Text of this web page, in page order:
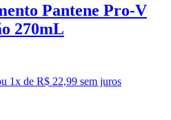
Pantene Pro-V
270mL
1x de R$ 22,99 sem juros